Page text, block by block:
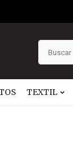
TEXTIL